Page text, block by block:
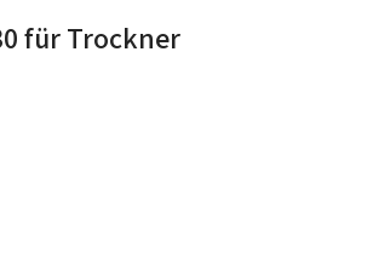
für Trockner